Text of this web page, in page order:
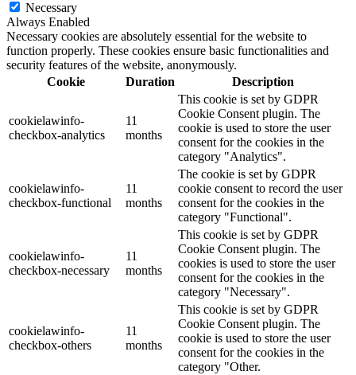
Necessary
Always Enabled
Necessary cookies are absolutely essential for the website to
function properly. These cookies ensure basic functionalities and
security features of the website, anonymously.
Cookie
Duration Description
cookielawinfo-
checkbox-analytics
11
months
This cookie is set by GDPR
Cookie Consent plugin. The
cookie is used to store the user
consent for the cookies in the
category "Analytics".
cookielawinfo-
checkbox-functional
11
months
The cookie is set by GDPR
cookie consent to record the user
consent for the cookies in the
category "Functional".
cookielawinfo-
checkbox-necessary
11
months
This cookie is set by GDPR
Cookie Consent plugin. The
cookies is used to store the user
consent for the cookies in the
category "Necessary".
cookielawinfo-
checkbox-others
11
months
This cookie is set by GDPR
Cookie Consent plugin. The
cookie is used to store the user
consent for the cookies in the
category "Other.